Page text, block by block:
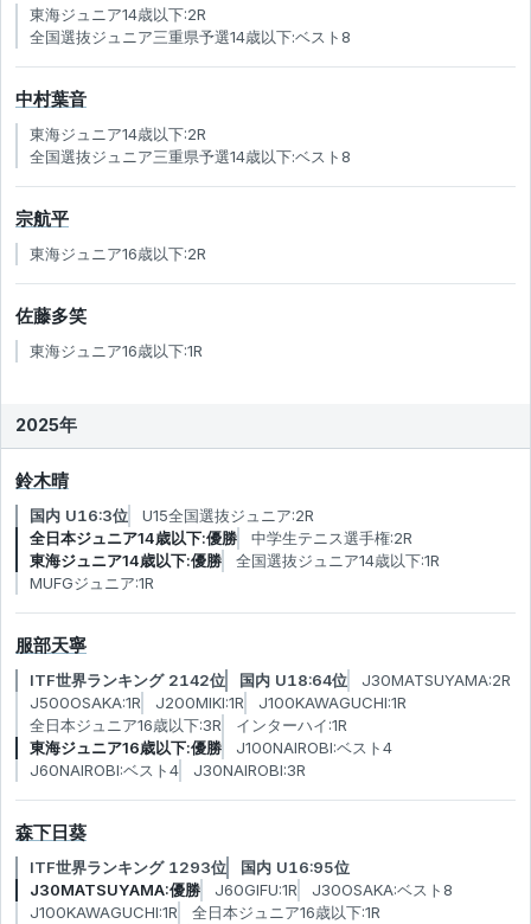
東海ジュニア14歳以下:2R
全国選抜ジュニア三重県予選14歳以下:ベスト8
中村葉音
東海ジュニア14歳以下:2R
全国選抜ジュニア三重県予選14歳以下:ベスト8
宗航平
東海ジュニア16歳以下:2R
佐藤多笑
東海ジュニア16歳以下:1R
2025年
鈴木晴
国内 U16:3位
U15全国選抜ジュニア:2R
全日本ジュニア14歳以下:優勝
中学生テニス選手権:2R
東海ジュニア14歳以下:優勝
全国選抜ジュニア14歳以下:1R
MUFGジュニア:1R
服部天寧
ITF世界ランキング 2142位 国内 U18:64位
J30MATSUYAMA:2R
J500OSAKA:1R
J200MIKI:1R
J100KAWAGUCHI:1R
全日本ジュニア16歳以下:3R
インターハイ:1R
東海ジュニア16歳以下:優勝
J100NAIROBI:ベスト4
J60NAIROBI:ベスト4
J30NAIROBI:3R
森下日葵
ITF世界ランキング 1293位
国内 U16:95位
J30MATSUYAMA:優勝
J60GIFU:1R
J30OSAKA:ベスト8
J100KAWAGUCHI:1R
全日本ジュニア16歳以下:1R